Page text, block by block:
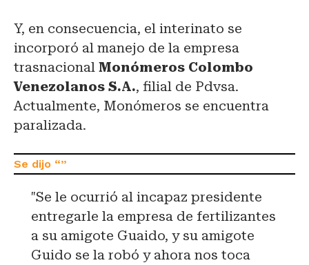
Y, en consecuencia, el interinato se
incorporó al manejo de la empresa
trasnacional Monómeros Colombo
Venezolanos S.A., filial de Pdvsa.
Actualmente, Monómeros se encuentra
paralizada.
"Se le ocurrió al incapaz presidente
entregarle la empresa de fertilizantes
a su amigote Guaido, y su amigote
Guido se la robó y ahora nos toca